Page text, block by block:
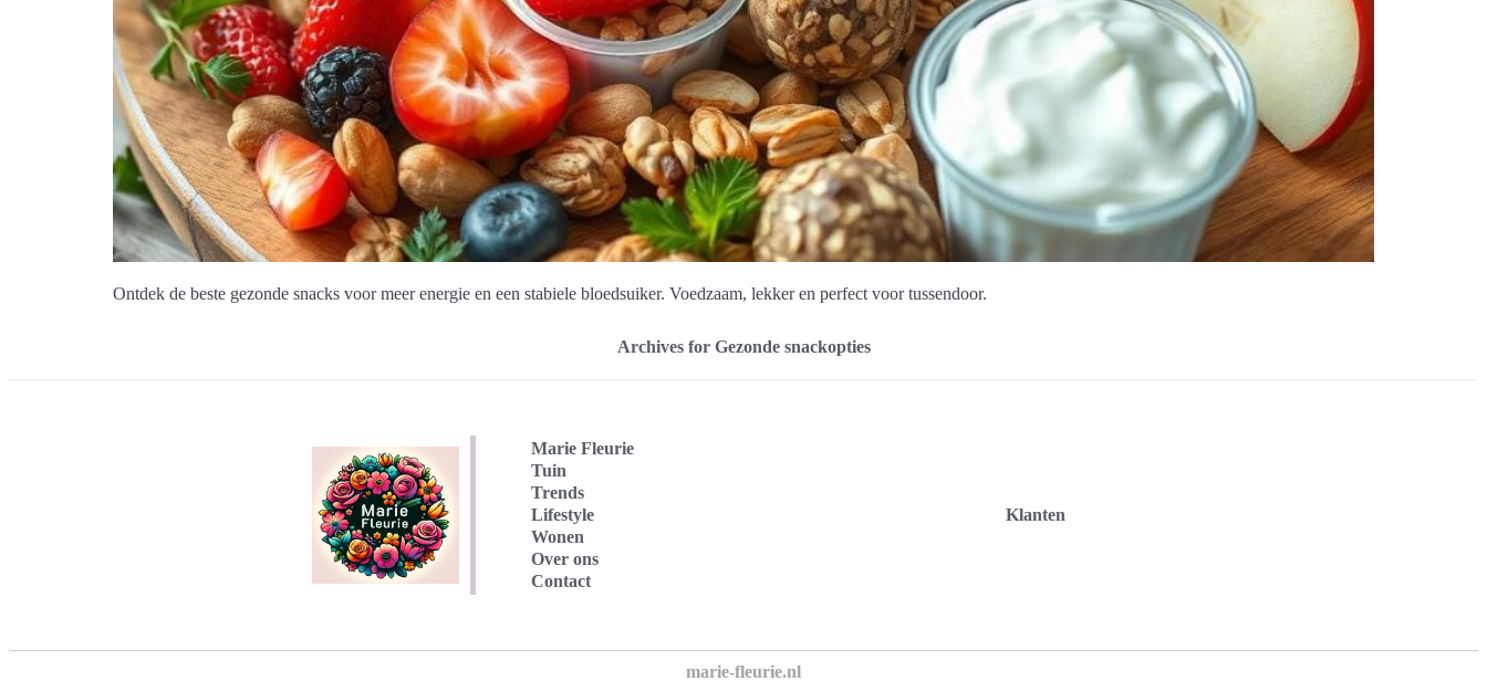
Ontdek de beste gezonde snacks voor meer energie en een stabiele bloedsuiker. Voedzaam, lekker en perfect voor tussendoor.
Archives for Gezonde snackopties
Marie Fleurie
Tuin
Trends
Lifestyle
Wonen
Over ons
Contact
Klanten
marie-fleurie.nl